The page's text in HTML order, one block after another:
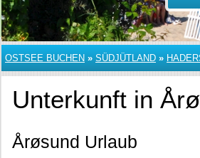
OSTSEE BUCHEN » SÜDJÜTLAND »
Unterkunft in
Årøsund Urlaub